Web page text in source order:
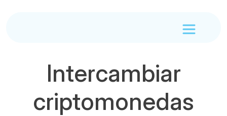
Intercambiar
criptomonedas